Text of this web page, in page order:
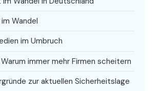
Wandel
im Umbruch
immer mehr Firmen scheitern
zur aktuellen Sicherheitslage